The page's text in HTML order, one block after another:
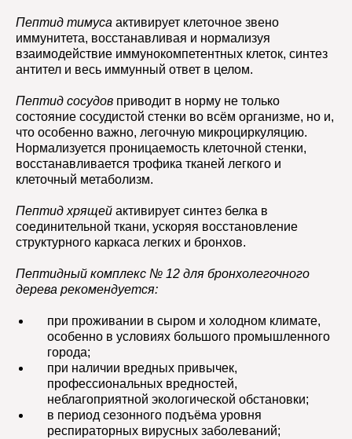
Пептид тимуса активирует клеточное звено
иммунитета, восстанавливая и нормализуя
взаимодействие иммунокомпетентных клеток, синтез
антител и весь иммунный ответ в целом.
Пептид сосудов приводит в норму не только
состояние сосудистой стенки во всём организме, но и,
что особенно важно, легочную микроциркуляцию.
Нормализуется проницаемость клеточной стенки,
восстанавливается трофика тканей легкого и
клеточный метаболизм.
Пептид хрящей активирует синтез белка в
соединительной ткани, ускоряя восстановление
структурного каркаса легких и бронхов.
Пептидный комплекс № 12 для бронхолегочного
дерева рекомендуется:
при проживании в сыром и холодном климате,
особенно в условиях большого промышленного
города;
при наличии вредных привычек,
профессиональных вредностей,
неблагоприятной экологической обстановки;
в период сезонного подъёма уровня
респираторных вирусных заболеваний;